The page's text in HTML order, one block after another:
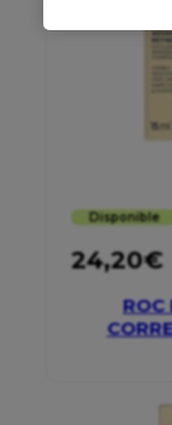
Disponible
24,20€
ROC